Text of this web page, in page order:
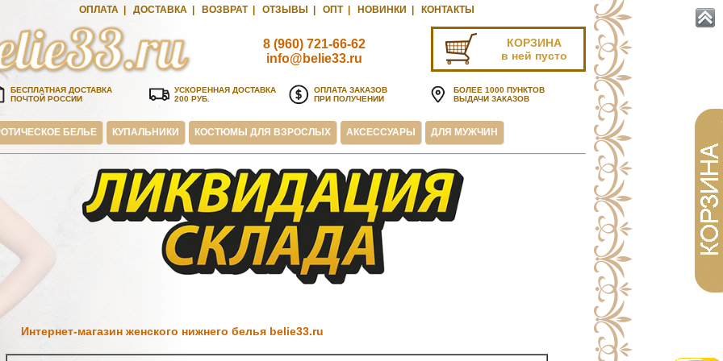
ОПЛАТА| ДОСТАВКА| ВОЗВРАТ| ОТЗЫВЫ ОПТ| НОВИНКИ КОНТАКТЫ
8 (960) 721-66-62
info@belie33.ru
КОРЗИНА
в ней пусто
БЕСПЛАТНАЯ ДОСТАВКА
ПОЧТОЙ РОССИИ
УСКОРЕННАЯ ДОСТАВКА
200 РУБ.
ОПЛАТА ЗАКАЗОВ
ПРИ ПОЛУЧЕНИИ
БОЛЕЕ 1000 ПУНКТОВ
ВЫДАЧИ ЗАКАЗОВ
БЕЛЬЕ КУПАЛЬНИКИ КОСТЮМЫ ДЛЯ ВЗРОСЛЫХ АКСЕССУАРЫ ДЛЯ МУЖЧИН
Интернет-магазин женского нижнего белья belie33.ru